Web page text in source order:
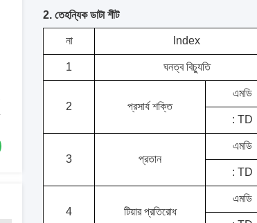
2. তেহন্যিক ডাটা শীট
না lndex
1 ঘনত্ব বিচ্যুতি
2 প্রসার্য শক্তি
এমডি
: TD
3 প্রতান
এমডি
: TD
4 টিয়ার প্রতিরোধ
এমডি